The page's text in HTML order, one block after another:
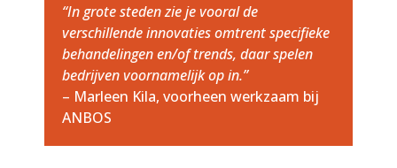
“In grote steden zie je vooral de
verschillende innovaties omtrent specifieke
behandelingen en/of trends, daar spelen
bedrijven voornamelijk op in.”
– Marleen Kila, voorheen werkzaam bij
ANBOS